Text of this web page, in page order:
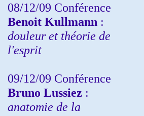
08/12/09 Conférence
Benoit Kullmann :
douleur et théorie de
l'esprit
09/12/09 Conférence
Bruno Lussiez :
anatomie de la